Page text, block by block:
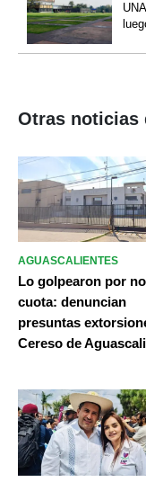
Otras noticias
AGUASCALIENTES
Lo golpearon por
cuota: denuncian
presuntas
Cereso de